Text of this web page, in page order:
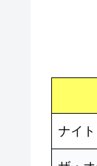
ナイ